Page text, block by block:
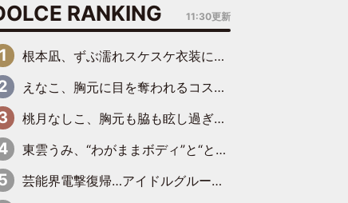
RANKING 11:30更新
根本凪、ずぶ濡れスケスケ衣装にドキッ「表情が良過ぎる」「ねもちゃんの眼差しにドキドキが止まらない」
えなこ、胸元に目を奪われるコスプレ水着姿で魅了「群を抜く美しさと華やかさ」「えなこりんの千咲は破壊力がスゴい」
桃月なしこ、胸元も脇も眩し過ぎるランジェリー＆ビキニ姿を披露「なしこたそ最強」「セクシーでゴージャスで大きなボリューム」
東雲うみ、“わがままボディ”と“とんでもない衣装”で誘惑「パーフェクトなスタイル」「くびれがステキ」「やみつきになるボディ」
芸能界電撃復帰…アイドルグループに新たに加入